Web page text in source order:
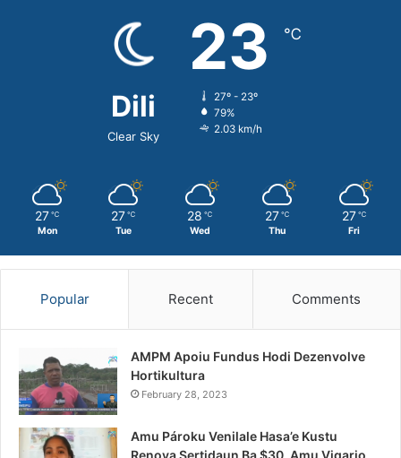
Dili
Clear Sky
23 ℃
27º - 23º
79%
2.03 km/h
27 ℃
Mon
27 ℃
Tue
28 ℃
Wed
27 ℃
Thu
27 ℃
Fri
Popular Recent Comments
AMPM Apoiu Fundus Hodi Dezenvolve
Hortikultura
February 28, 2023
Amu Pároku Venilale Hasa’e Kustu
Renova Sertidaun Ba $30, Amu Vigario